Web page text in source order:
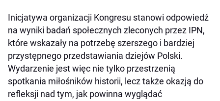
Inicjatywa organizacji Kongresu stanowi odpowiedź
na wyniki badań społecznych zleconych przez IPN,
które wskazały na potrzebę szerszego i bardziej
przystępnego przedstawiania dziejów Polski.
Wydarzenie jest więc nie tylko przestrzenią
spotkania miłośników historii, lecz także okazją do
refleksji nad tym, jak powinna wyglądać